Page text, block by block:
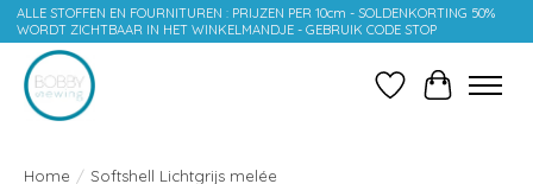
ALLE STOFFEN EN FOURNITUREN : PRIJZEN PER 10cm - SOLDENKORTING 50%
WORDT ZICHTBAAR IN HET WINKELMANDJE - GEBRUIK CODE STOP
Verlanglijst
Home / Softshell Lichtgrijs melée